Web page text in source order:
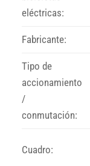
eléctricas:
Fabricante:
Tipo de
accionamiento
/
conmutación:
Cuadro: